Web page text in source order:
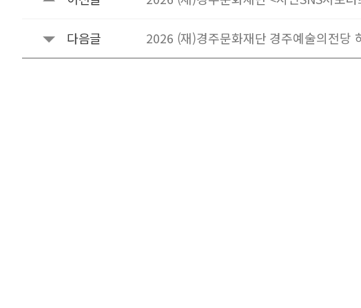
다음글 2026 (재)경주문화재단 경주예술의전당